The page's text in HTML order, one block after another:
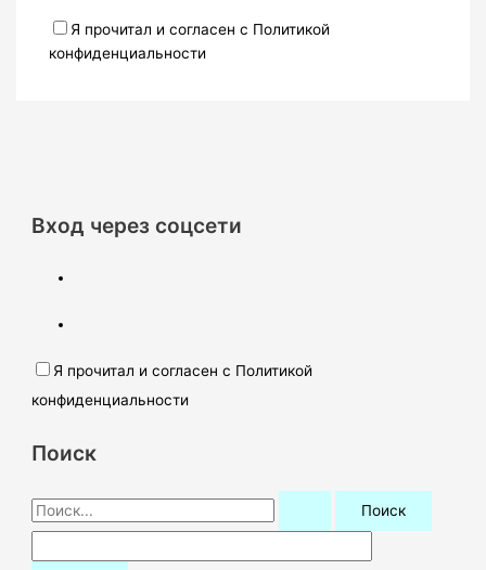
Я прочитал и согласен с Политикой
конфиденциальности
Вход через соцсети
Я прочитал и согласен с Политикой
конфиденциальности
Поиск
П
о
и